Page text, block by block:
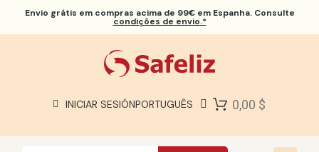
Envio grátis em compras acima de 99€ em Espanha. Consulte
condições de envio.*
INICIAR SESIÓNPORTUGUÊS 0,00 $